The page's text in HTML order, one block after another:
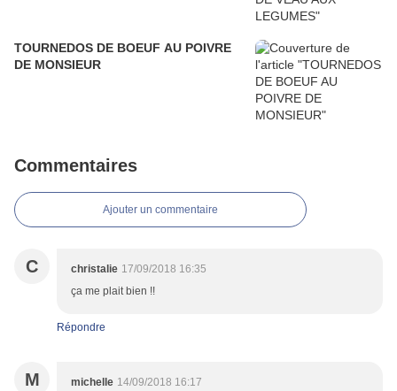
TOURNEDOS DE BOEUF AU POIVRE
DE MONSIEUR
Commentaires
Ajouter un commentaire
C christalie 17/09/2018 16:35
ça me plait bien !!
Répondre
M michelle 14/09/2018 16:17